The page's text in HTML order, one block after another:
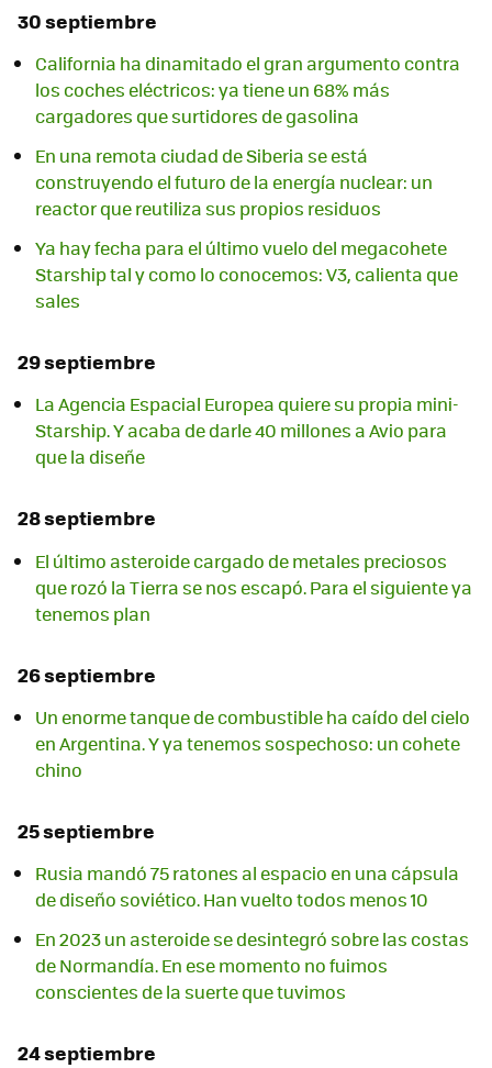
30 septiembre
California ha dinamitado el gran argumento contra
los coches eléctricos: ya tiene un 68% más
cargadores que surtidores de gasolina
En una remota ciudad de Siberia se está
construyendo el futuro de la energía nuclear: un
reactor que reutiliza sus propios residuos
Ya hay fecha para el último vuelo del megacohete
Starship tal y como lo conocemos: V3, calienta que
sales
29 septiembre
La Agencia Espacial Europea quiere su propia mini-
Starship. Y acaba de darle 40 millones a Avio para
que la diseñe
28 septiembre
El último asteroide cargado de metales preciosos
que rozó la Tierra se nos escapó. Para el siguiente ya
tenemos plan
26 septiembre
Un enorme tanque de combustible ha caído del cielo
en Argentina. Y ya tenemos sospechoso: un cohete
chino
25 septiembre
Rusia mandó 75 ratones al espacio en una cápsula
de diseño soviético. Han vuelto todos menos 10
En 2023 un asteroide se desintegró sobre las costas
de Normandía. En ese momento no fuimos
conscientes de la suerte que tuvimos
24 septiembre